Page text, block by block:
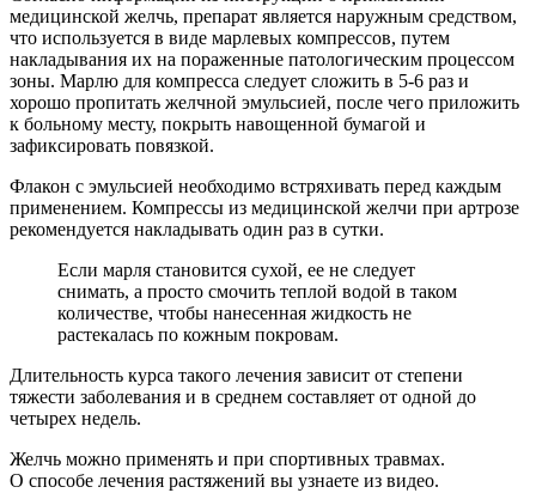
медицинской желчь, препарат является наружным средством,
что используется в виде марлевых компрессов, путем
накладывания их на пораженные патологическим процессом
зоны. Марлю для компресса следует сложить в 5-6 раз и
хорошо пропитать желчной эмульсией, после чего приложить
к больному месту, покрыть навощенной бумагой и
зафиксировать повязкой.
Флакон с эмульсией необходимо встряхивать перед каждым
применением. Компрессы из медицинской желчи при артрозе
рекомендуется накладывать один раз в сутки.
Если марля становится сухой, ее не следует
снимать, а просто смочить теплой водой в таком
количестве, чтобы нанесенная жидкость не
растекалась по кожным покровам.
Длительность курса такого лечения зависит от степени
тяжести заболевания и в среднем составляет от одной до
четырех недель.
Желчь можно применять и при спортивных травмах.
О способе лечения растяжений вы узнаете из видео.